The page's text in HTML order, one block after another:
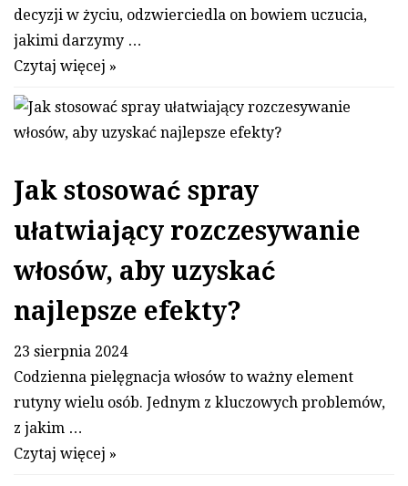
decyzji w życiu, odzwierciedla on bowiem uczucia,
jakimi darzymy …
Czytaj więcej »
Jak stosować spray
ułatwiający rozczesywanie
włosów, aby uzyskać
najlepsze efekty?
23 sierpnia 2024
Codzienna pielęgnacja włosów to ważny element
rutyny wielu osób. Jednym z kluczowych problemów,
z jakim …
Czytaj więcej »